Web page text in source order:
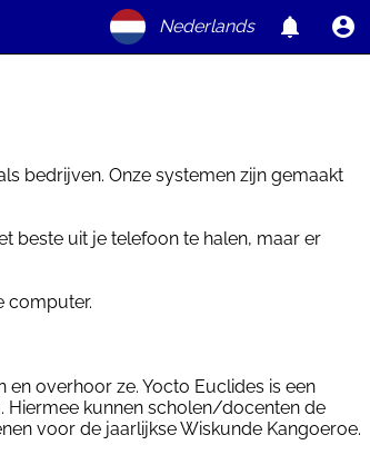
Nederlands
bedrijven. Onze systemen zijn gemaakt
beste uit je telefoon te halen, maar er
computer.
overhoor ze. Yocto Euclides is een
Hiermee kunnen scholen/docenten de
voor de jaarlijkse Wiskunde Kangoeroe.